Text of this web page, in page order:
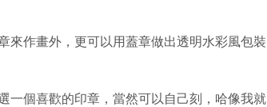
來作畫外，更可以用蓋章做出透明水彩風包裝
一個喜歡的印章，當然可以自己刻，哈像我就